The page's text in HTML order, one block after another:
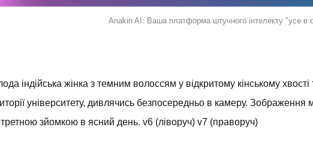
Anakin AI: Ваша платформа штучного інтелекту "усе в
індійська жінка з темним волоссям у відкритому кінському хвості
університету, дивлячись безпосередньо в камеру. Зображення
зйомкою в ясний день. v6 (ліворуч) v7 (праворуч)